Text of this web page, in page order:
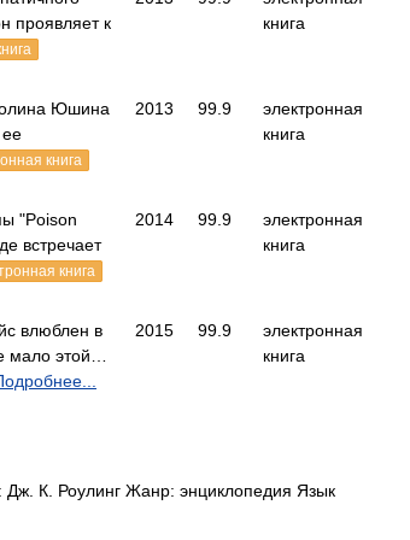
проявляет к
книга
Юшина
книга
2013 99.9
электронная
книга
"Poison
встречает
книга
2014 99.9
электронная
книга
влюблен в
мало этой…
2015 99.9
электронная
книга
К. Роулинг Жанр: энциклопедия Язык